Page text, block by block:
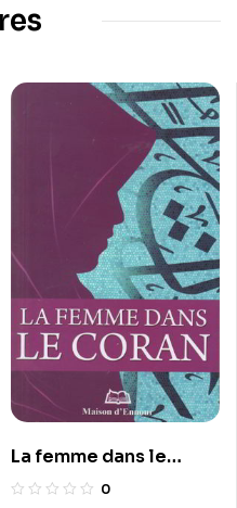
La femme dans le
Coran
0